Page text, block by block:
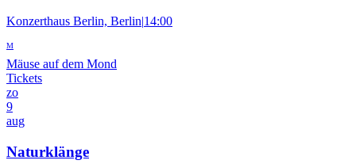
Konzerthaus Berlin, Berlin|14:00
M
Mäuse auf dem Mond
Tickets
zo
9
aug
Naturklänge